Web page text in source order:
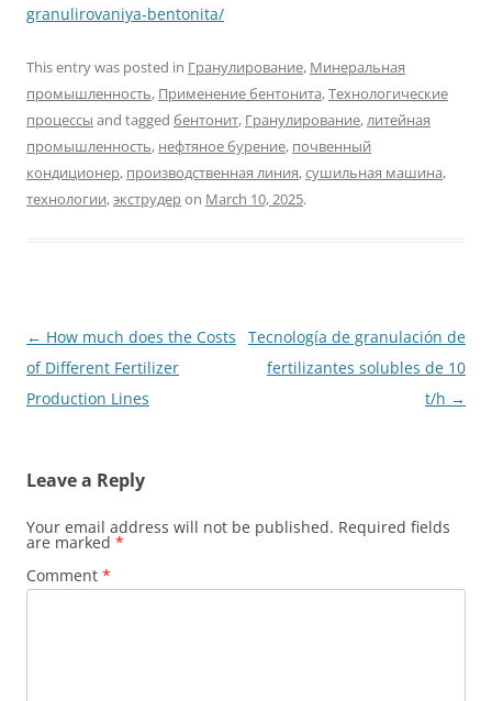
granulirovaniya-bentonita/
This entry was posted in Гранулирование, Минеральная
промышленность, Применение бентонита,Технологические
процессы and tagged бентонит, Гранулирование,литейная
промышленность, нефтяное бурение, почвенный
кондиционер, производственная линия,сушильная машина,
технологии,экструдерon March 10, 2025.
Post
navigation
← How much does the Costs
of Different Fertilizer
Production Lines
Tecnología de granulación de
fertilizantes solubles de 10
t/h →
Leave a Reply
Your email address will not be published. Required fields
are marked *
Comment *